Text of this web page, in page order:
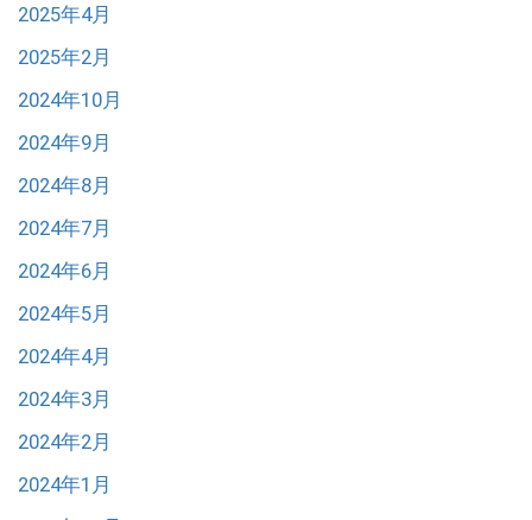
2025年4月
2025年2月
2024年10月
2024年9月
2024年8月
2024年7月
2024年6月
2024年5月
2024年4月
2024年3月
2024年2月
2024年1月